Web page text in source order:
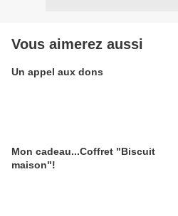
Vous aimerez aussi
Un appel aux dons
Mon cadeau...Coffret "Biscuit
maison"!